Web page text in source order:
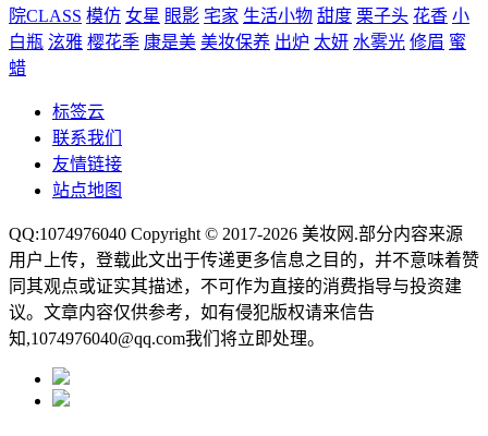
院CLASS 模仿 女星 眼影 宅家 生活小物 甜度 栗子头 花香 小
白瓶 泫雅 樱花季 康是美 美妆保养 出炉 太妍 水雾光 修眉 蜜
蜡
标签云
联系我们
友情链接
站点地图
QQ:1074976040 Copyright © 2017-2026 美妆网 .部分内容来源
用户上传，登载此文出于传递更多信息之目的，并不意味着赞
同其观点或证实其描述，不可作为直接的消费指导与投资建
议。文章内容仅供参考，如有侵犯版权请来信告
知,1074976040@qq.com我们将立即处理。